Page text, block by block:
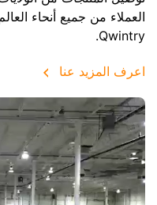
العملاء من جميع أنحاء
Qwintry.
اعرف المزيد عنا